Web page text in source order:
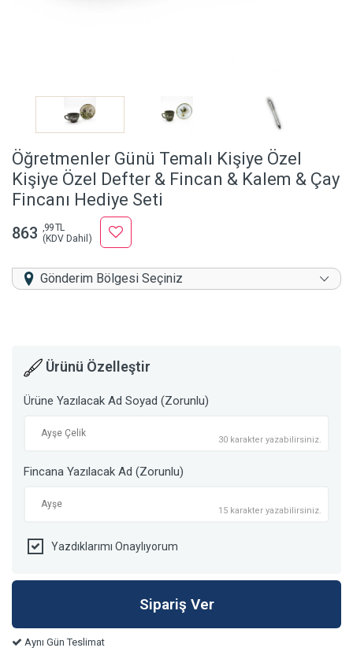
Öğretmenler Günü Temalı Kişiye Özel
Kişiye Özel Defter & Fincan & Kalem & Çay
Fincanı Hediye Seti
863 ,99 TL
(KDV Dahil)
Gönderim Bölgesi Seçiniz
Ürünü Özelleştir
Ürüne Yazılacak Ad Soyad (Zorunlu)
30 karakter yazabilirsiniz.
Fincana Yazılacak Ad (Zorunlu)
15 karakter yazabilirsiniz.
Yazdıklarımı Onaylıyorum
Aynı Gün Teslimat